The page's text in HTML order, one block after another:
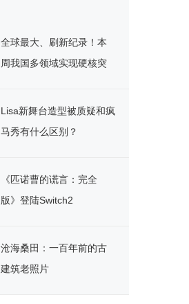
全球最大、刷新纪录！本
周我国多领域实现硬核突
Lisa新舞台造型被质疑和疯
马秀有什么区别？
《匹诺曹的谎言：完全
版》登陆Switch2
沧海桑田：一百年前的古
建筑老照片